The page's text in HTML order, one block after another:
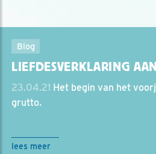
Blog
LIEFDESVERKLARING
23.04.21 Het begin van het
grutto.
lees meer